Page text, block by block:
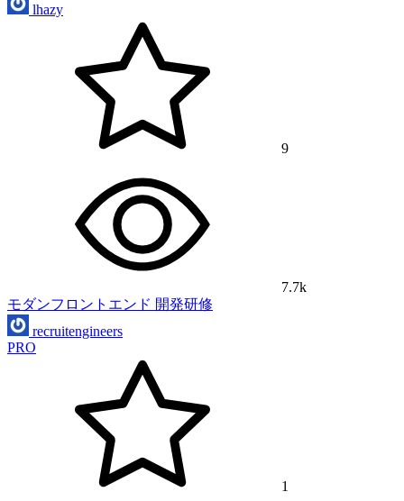
lhazy
9
7.7k
モダンフロントエンド 開発研修
recruitengineers
PRO
1